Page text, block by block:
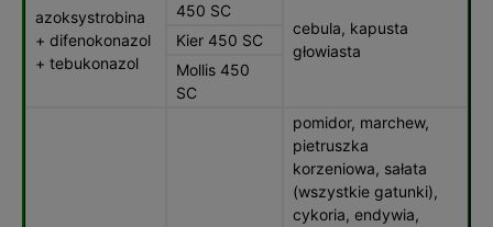
azoksystrobina
+ difenokonazol
+ tebukonazol
450 SC
cebula, kapusta
głowiasta
Kier 450 SC
Mollis 450
SC
pomidor, marchew,
pietruszka
korzeniowa, sałata
(wszystkie gatunki),
cykoria, endywia,